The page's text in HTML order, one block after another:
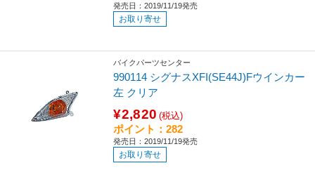
発売日：2019/11/19発売
お取り寄せ
バイクパーツセンター
990114 シグナスXFI(SE44J)Fウインカー
左 クリア
¥2,820 (税込)
ポイント：282
発売日：2019/11/19発売
お取り寄せ